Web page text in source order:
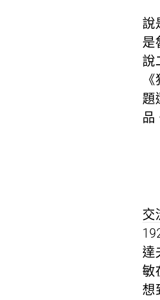
說
是
說
題
品
交
達
敏
想